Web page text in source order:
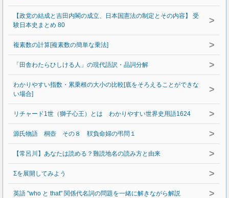
【政党の結成と吉田内閣の成立、日本国憲法の制定とその内容】 受
験日本史まとめ 80
>
複素数の計算[複素数の簡単な乗法] >
「田舎わたらひしける人」の現代語訳・品詞分解 >
わかりやすい指数・累乗根の大小の比較[底をそろえることができな
い場合]
>
リチャード1世（獅子心王）とは わかりやすい世界史用語1624 >
源氏物語 桐壺 その８ 靫負命婦の弔問１ >
【常呂川】あなたは読める？難読地名の読み方と由来 >
Σを展開してみよう >
英語 "who と that" 関係代名詞の問題を一緒に解きながら解説 >